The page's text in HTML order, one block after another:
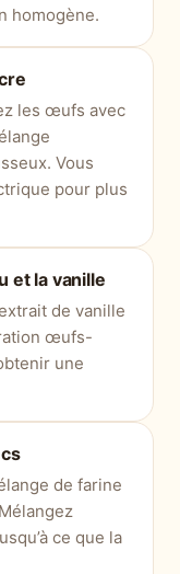
homogène.
les œufs avec
Vous
pour plus
et la vanille
de vanille
œufs-
une
de farine
ce que la